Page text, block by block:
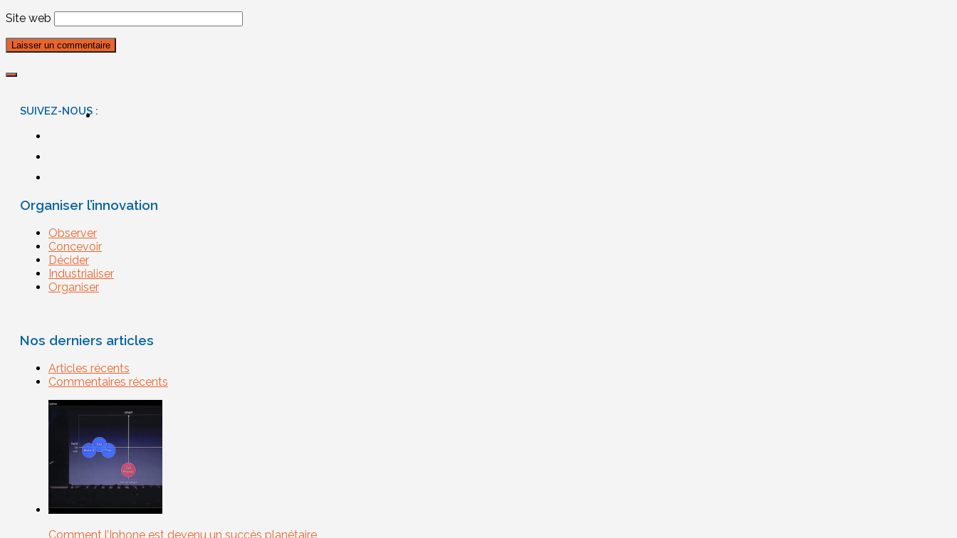
Site web
SUIVEZ-NOUS :
Organiser l’innovation
Observer
Concevoir
Décider
Industrialiser
Organiser
Nos derniers articles
Articles récents
Commentaires récents
Comment l’Iphone est devenu un succès planétaire